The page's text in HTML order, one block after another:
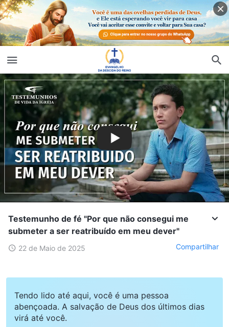
Testemunho de fé "Por que não consegui me
submeter a ser reatribuído em meu dever"
22 de Maio de 2025 Compartilhar
Tendo lido até aqui, você é uma pessoa
abençoada. A salvação de Deus dos últimos dias
virá até você.